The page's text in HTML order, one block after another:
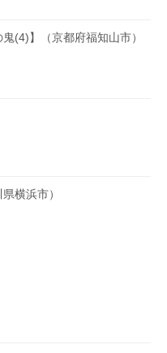
(4)】（京都府福知山市）
横浜市）